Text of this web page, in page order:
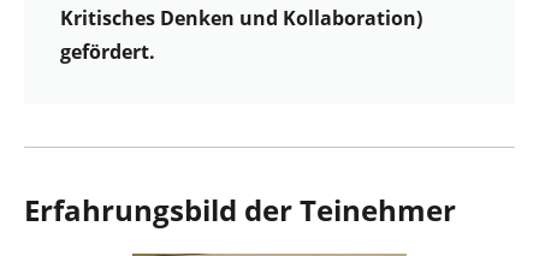
Kritisches Denken und Kollaboration)
gefördert.
Erfahrungsbild der Teinehmer